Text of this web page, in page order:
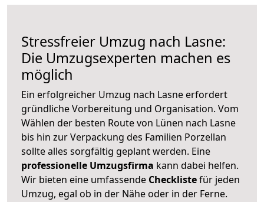
Stressfreier Umzug nach Lasne:
Die Umzugsexperten machen es
möglich
Ein erfolgreicher Umzug nach Lasne erfordert
gründliche Vorbereitung und Organisation. Vom
Wählen der besten Route von Lünen nach Lasne
bis hin zur Verpackung des Familien Porzellan
sollte alles sorgfältig geplant werden. Eine
professionelle Umzugsfirma kann dabei helfen.
Wir bieten eine umfassende Checklistefür jeden
Umzug, egal ob in der Nähe oder in der Ferne.